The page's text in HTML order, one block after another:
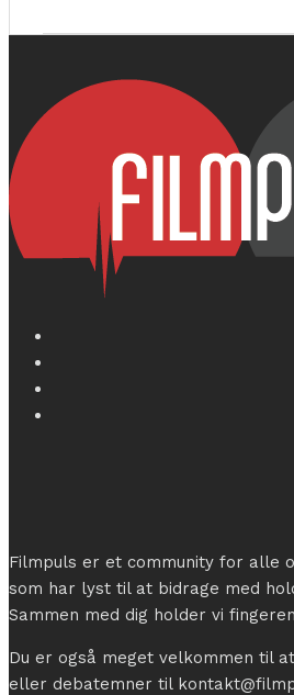
Filmpuls er et community for alle
som har lyst til at bidrage med
Sammen med dig holder vi
Du er også meget velkommen til
eller debatemner til